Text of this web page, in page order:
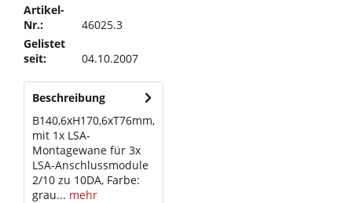
Artikel-
Nr.:
46025.3
Gelistet
seit:
04.10.2007
Beschreibung
B140,6xH170,6xT76mm,
mit 1x LSA-
Montagewane für 3x
LSA-Anschlussmodule
2/10 zu 10DA, Farbe:
grau... mehr